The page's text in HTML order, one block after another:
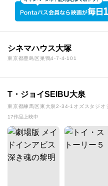
シネマハウス大塚
東京都豊島区巣鴨4-7-4-101
T・ジョイSEIBU大泉
東京都練馬区東大泉2-34-1オズスタジオ
17作品上映中